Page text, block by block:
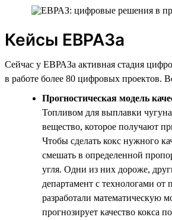
Кейсы ЕВРАЗа
Сейчас у ЕВРАЗа активная стадия
в работе более 80 цифровых проектов.
Прогностическая модель
Топливом для выплавки
вещество, которое получают
Чтобы сделать кокс нужного
смешать в определенной
угля. Одни из них дороже,
департамент с технологами от
разработали математическую
прогнозирует качество кокса